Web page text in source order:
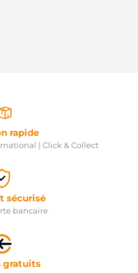
rapide
| Click & Collect
sécurisé
bancaire
gratuits